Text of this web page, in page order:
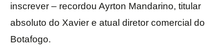
inscrever – recordou Ayrton Mandarino, titular
absoluto do Xavier e atual diretor comercial do
Botafogo.